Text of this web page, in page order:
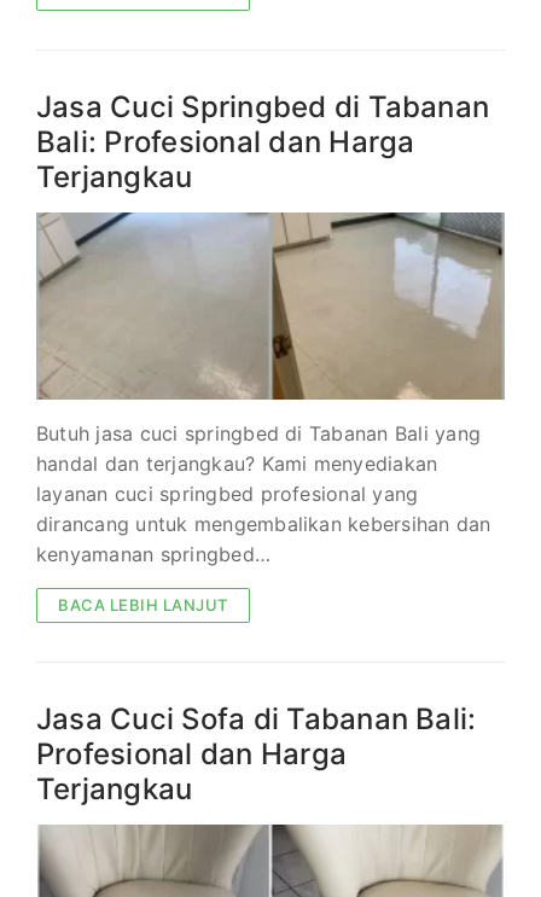
Jasa Cuci Springbed di Tabanan
Bali: Profesional dan Harga
Terjangkau
Butuh jasa cuci springbed di Tabanan Bali yang
handal dan terjangkau? Kami menyediakan
layanan cuci springbed profesional yang
dirancang untuk mengembalikan kebersihan dan
kenyamanan springbed…
BACA LEBIH LANJUT
Jasa Cuci Sofa di Tabanan Bali:
Profesional dan Harga
Terjangkau